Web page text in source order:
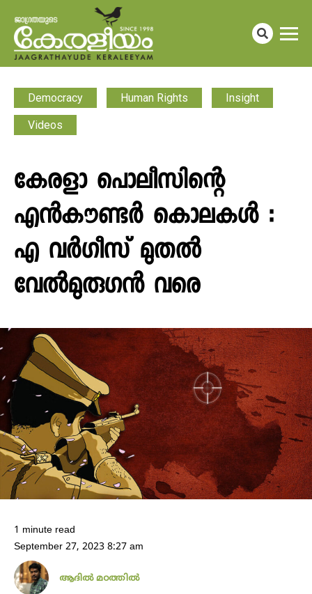
Democracy Human Rights Insight
Videos
കേരളാ പൊലീസിന്റെ
എൻകൗണ്ടർ കൊലകൾ :
എ വർഗീസ് മുതൽ
വേൽമുരുഗൻ വരെ
1 minute read
September 27, 2023 8:27 am
ആദിൽ മഠത്തിൽ